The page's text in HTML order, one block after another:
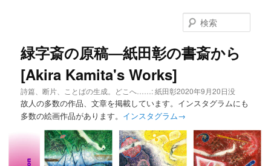
緑字斎の原稿―紙田彰の書斎から
[Akira Kamita's Works]
詩篇、断片、ことばの生成。どこへ……: 紙田彰2020年9月20日没
故人の多数の作品、文章を掲載しています。インスタグラムにも
多数の絵画作品があります。 インスタグラム→
索